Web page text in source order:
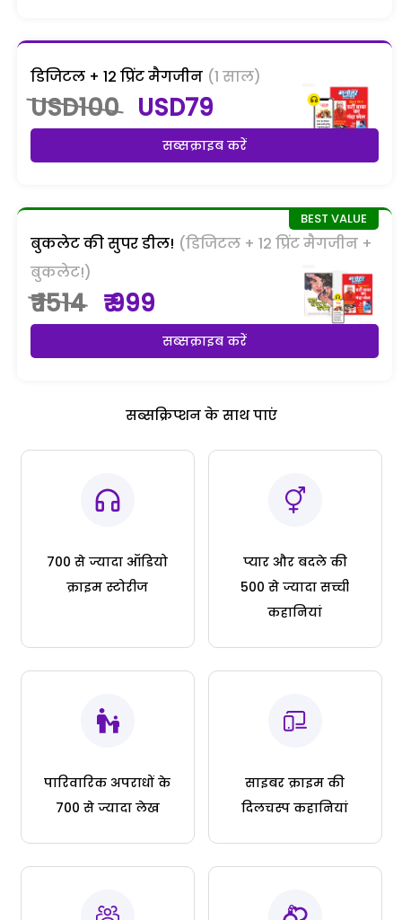
डिजिटल + 12 प्रिंट मैगजीन (1 साल)
USD100 USD79
सब्सक्राइब करें
बुकलेट की सुपर डील! (डिजिटल + 12 प्रिंट मैगजीन +
बुकलेट!)
₹ 1514 ₹ 999
सब्सक्राइब करें
सब्सक्रिप्शन के साथ पाएं
700 से ज्यादा ऑडियो
क्राइम स्टोरीज
प्यार और बदले की
500 से ज्यादा सच्ची
कहानियां
पारिवारिक अपराधों के
700 से ज्यादा लेख
साइबर क्राइम की
दिलचस्प कहानियां